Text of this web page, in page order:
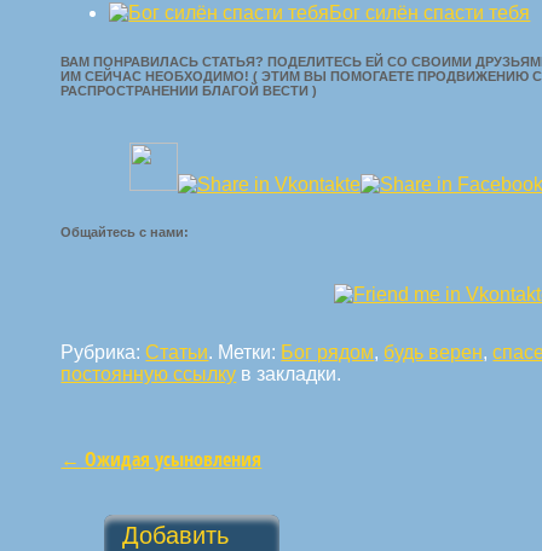
Бог силён спасти тебя
ВАМ ПОНРАВИЛАСЬ СТАТЬЯ? ПОДЕЛИТЕСЬ ЕЙ СО СВОИМИ
ИМ СЕЙЧАС НЕОБХОДИМО! ( ЭТИМ ВЫ ПОМОГАЕТЕ ПРОДВИЖЕНИЮ
РАСПРОСТРАНЕНИИ БЛАГОЙ ВЕСТИ )
Общайтесь с нами:
Рубрика:Статьи. Метки: Бог рядом, будь верен,
постоянную ссылку в закладки.
Навигация по статьям
← Ожидая усыновления
Добавить